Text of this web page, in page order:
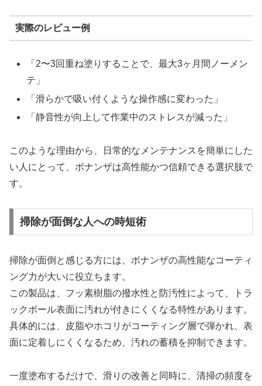
実際のレビュー例
「2〜3回重ね塗りすることで、最大3ヶ月間ノーメン
テ」
「滑らかで吸い付くような操作感に変わった」
「静音性が向上して作業中のストレスが減った」
このような理由から、日常的なメンテナンスを簡単にした
い人にとって、ボナンザは高性能かつ信頼できる選択肢で
す。
掃除が面倒な人への時短術
掃除が面倒と感じる方には、ボナンザの高性能なコーティ
ング力が大いに役立ちます。
この製品は、フッ素樹脂の撥水性と防汚性によって、トラ
ックボール表面に汚れが付きにくくなる特性があります。
具体的には、皮脂やホコリがコーティング層で弾かれ、表
面に定着しにくくなるため、汚れの蓄積を抑制できます。
一度塗布するだけで、滑りの改善と同時に、清掃の頻度を